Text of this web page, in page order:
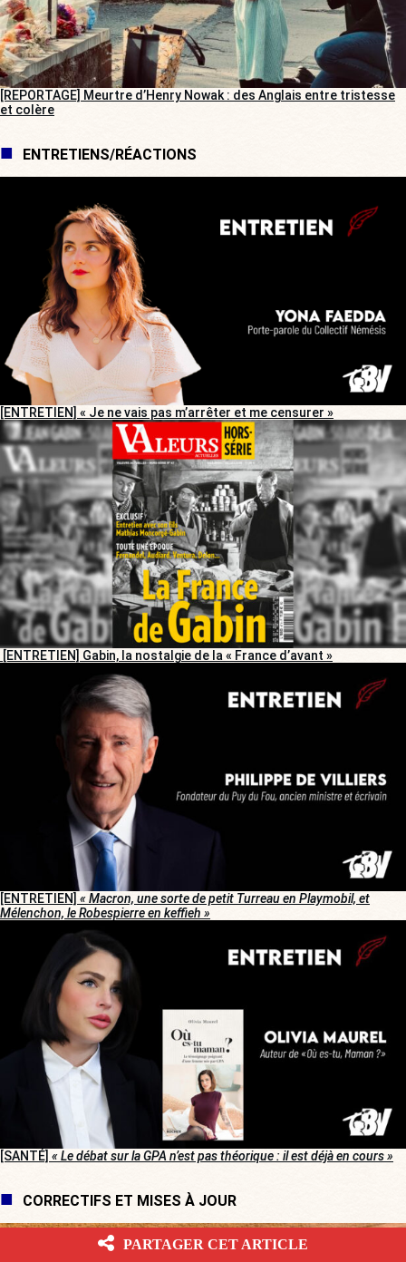
[REPORTAGE] Meurtre d’Henry Nowak : des Anglais entre tristesse
et colère
ENTRETIENS/RÉACTIONS
[ENTRETIEN] « Je ne vais pas m’arrêter et me censurer »
[ENTRETIEN] Gabin, la nostalgie de la « France d’avant »
[ENTRETIEN] « Macron, une sorte de petit Turreau en Playmobil, et
Mélenchon, le Robespierre en keffieh »
[SANTÉ] « Le débat sur la GPA n’est pas théorique : il est déjà en cours »
CORRECTIFS ET MISES À JOUR
PARTAGER CET ARTICLE